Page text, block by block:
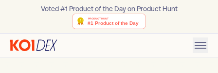
Voted #1 Product of the Day on Product Hunt